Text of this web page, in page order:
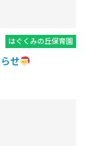
はぐくみの丘保育園
せ